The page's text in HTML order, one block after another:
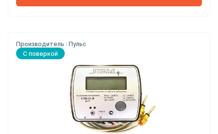
Производитель : Пульс
С поверкой